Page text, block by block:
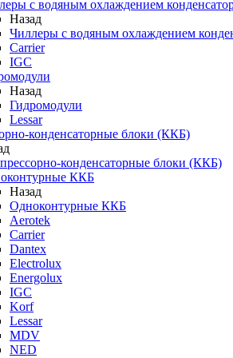
с водяным охлаждением
Назад
Чиллеры с водяным охлаждением
Carrier
IGC
Назад
Гидромодули
Lessar
конденсаторные блоки (ККБ)
конденсаторные блоки (ККБ)
ККБ
Назад
Одноконтурные ККБ
Aerotek
Carrier
Dantex
Electrolux
Energolux
IGC
Korf
Lessar
MDV
NED